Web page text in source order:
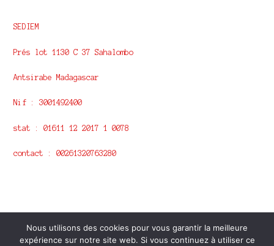
SEDIEM
Prés lot 1130 C 37 Sahalombo
Antsirabe Madagascar
Nif : 3001492400
stat : 01611 12 2017 1 0078
contact : 00261320763280
Remarque sur la confidentialité
Construit avec
Nous utilisons des cookies pour vous garantir la meilleure
expérience sur notre site web. Si vous continuez à utiliser ce